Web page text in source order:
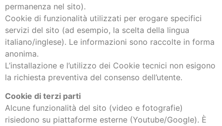
permanenza nel sito).
Cookie di funzionalità utilizzati per erogare specifici
servizi del sito (ad esempio, la scelta della lingua
italiano/inglese). Le informazioni sono raccolte in forma
anonima.
L’installazione e l’utilizzo dei Cookie tecnici non esigono
la richiesta preventiva del consenso dell’utente.
Cookie di terzi parti
Alcune funzionalità del sito (video e fotografie)
risiedono su piattaforme esterne (Youtube/Google). È